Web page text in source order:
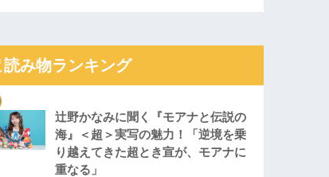
読み物ランキング
辻野かなみに聞く『モアナと伝説の
海』＜超＞実写の魅力！「逆境を乗
り越えてきた超とき宣が、モアナに
重なる」